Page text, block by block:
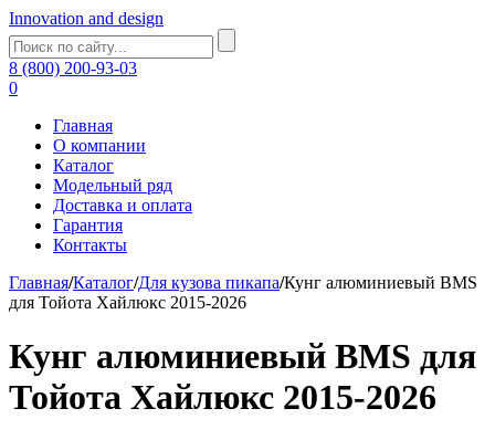
Innovation and design
8 (800) 200-93-03
0
Главная
О компании
Каталог
Модельный ряд
Доставка и оплата
Гарантия
Контакты
Главная/Каталог/Для кузова пикапа/Кунг алюминиевый BMS
для Тойота Хайлюкс 2015-2026
Кунг алюминиевый BMS для
Тойота Хайлюкс 2015-2026